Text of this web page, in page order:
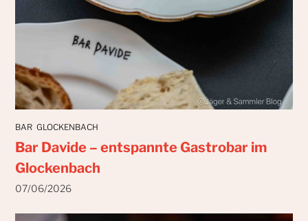
BAR GLOCKENBACH
Bar Davide – entspannte Gastrobar im
Glockenbach
07/06/2026